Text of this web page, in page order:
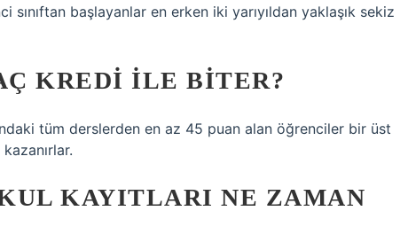
sınıftan başlayanlar en erken iki yarıyıldan yaklaşık sekiz
KREDI ILE BITER?
tüm derslerden en az 45 puan alan öğrenciler bir üst
KAYITLARI NE ZAMAN